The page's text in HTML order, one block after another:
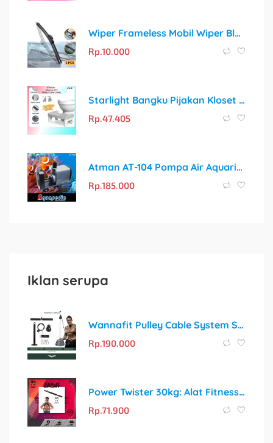
Wiper Frameless Mobil Wiper Blade 14″ Inch | Stock Ready!
Rp.10.000
Starlight Bangku Pijakan Kloset HSB115: Solusi Sehat untuk Toilet Duduk
Rp.47.405
Atman AT-104 Pompa Air Aquarium/Aquascape/Kolam Submersible Water Pump AT104
Rp.185.000
Iklan serupa
Wannafit Pulley Cable System Set | Katrol Fitness Gym Mesin Machine Trisep Triceps Bisep Biceps Pull Down | Alat Olahraga Rumah
Rp.190.000
Power Twister 30kg: Alat Fitness Portable Pembentuk Otot Profesional
Rp.71.900